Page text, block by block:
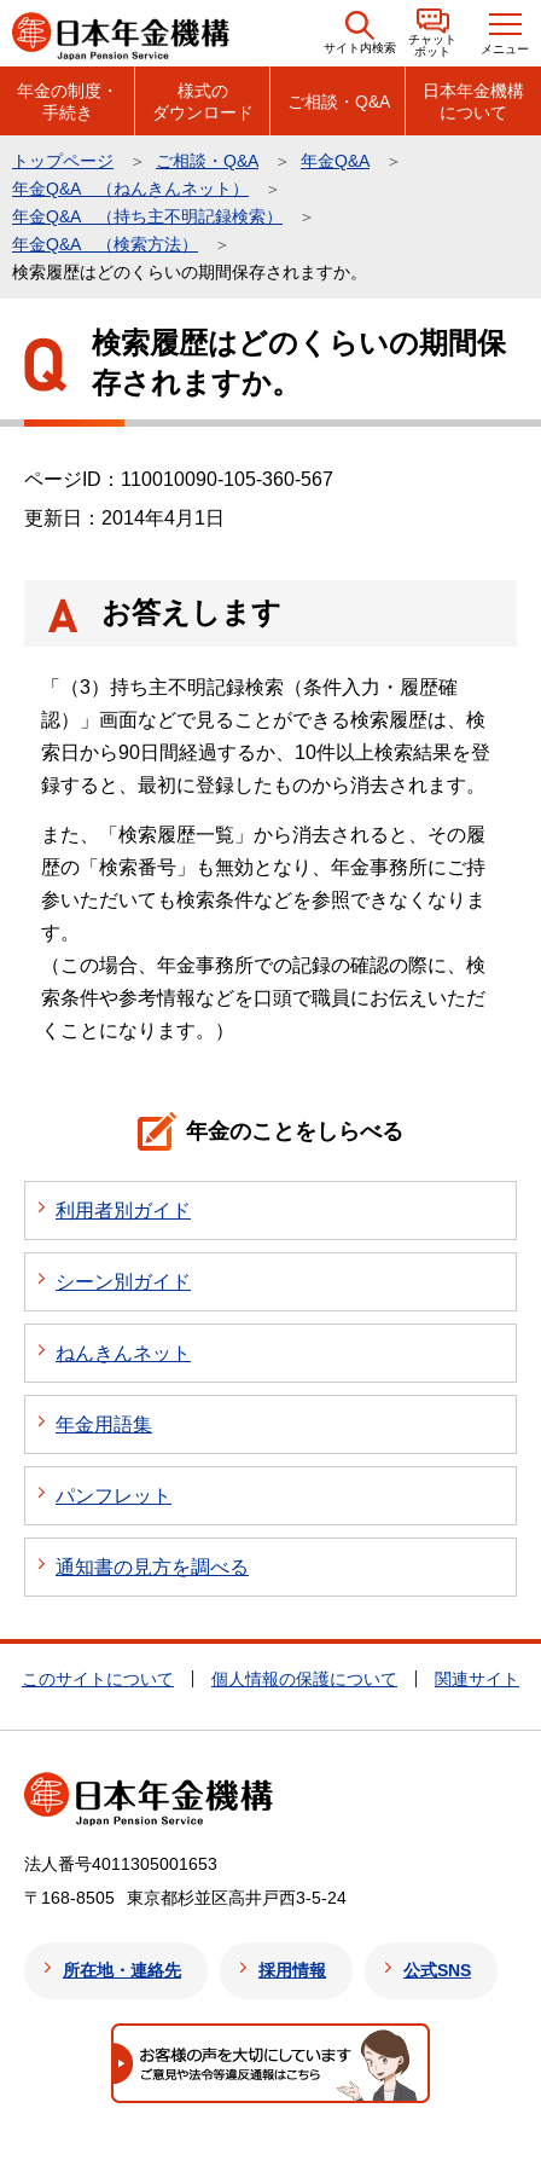
こ
の
の
先
頭
で
サイト内検索
チャット
ボット
メニュー
年金の制度・
手続き
様式の
ダウンロード
ご相談・Q&A
日本年金機構
について
トップページ ご相談・Q&A
年金Q&A
年金Q&A （ねんきんネット）
年金Q&A （持ち主不明記録検索）
年金Q&A （検索方法）
検索履歴はどのくらいの期間保存されますか。
検索履歴はどのくらいの期間保
存されますか。
ページID：110010090-105-360-567
更新日：2014年4月1日
お答えします
「（3）持ち主不明記録検索（条件入力・履歴確
認）」画面などで見ることができる検索履歴は、検
索日から90日間経過するか、10件以上検索結果を登
録すると、最初に登録したものから消去されます。
また、「検索履歴一覧」から消去されると、その履
歴の「検索番号」も無効となり、年金事務所にご持
参いただいても検索条件などを参照できなくなりま
す。
（この場合、年金事務所での記録の確認の際に、検
索条件や参考情報などを口頭で職員にお伝えいただ
くことになります。）
年金のことをしらべる
利用者別ガイド
シーン別ガイド
ねんきんネット
年金用語集
パンフレット
通知書の見方を調べる
このサイトについて 個人情報の保護について 関連サイト
法人番号4011305001653
〒168-8505
東京都杉並区高井戸西3-5-24
所在地・連絡先 採用情報 公式SNS